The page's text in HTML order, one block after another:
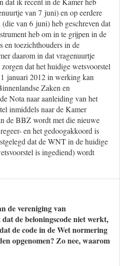
van 7 juni) en op eerdere
van 6 juni) heb geschreven dat
heb om in te grijpen in de
en toezichthouders in de
daarom in dat vragenuurtje
dat het huidige wetsvoorstel
januari 2012 in werking kan
Zaken en
Nota naar aanleiding van het
inmiddels naar de Kamer
de BBZ wordt met die nieuwe
en het gedoogakkoord is
dat de WNT in de huidige
is ingediend) wordt
de vereniging van
de beloningscode niet werkt,
de code in de Wet normering
opgenomen? Zo nee, waarom